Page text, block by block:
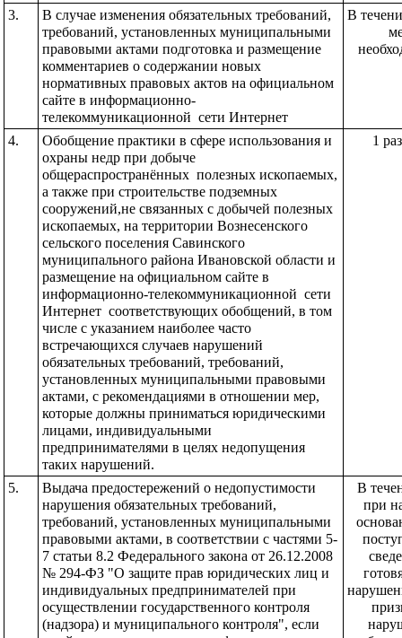
3.
В случае изменения обязательных требований,
требований, установленных муниципальными
правовыми актами подготовка и размещение
комментариев о содержании новых
нормативных правовых актов на официальном
сайте в информационно-
телекоммуникационной  сети Интернет
В
4.
Обобщение практики в сфере использования и
охраны недр при добыче
общераспространённых  полезных ископаемых,
а также при строительстве подземных
сооружений,не связанных с добычей полезных
ископаемых, на территории Вознесенского
сельского поселения Савинского
муниципального района Ивановской области и
размещение на официальном сайте в
информационно-телекоммуникационной  сети
Интернет  соответствующих обобщений, в том
числе с указанием наиболее часто
встречающихся случаев нарушений
обязательных требований, требований,
установленных муниципальными правовыми
актами, с рекомендациями в отношении мер,
которые должны приниматься юридическими
лицами, индивидуальными
предпринимателями в целях недопущения
таких нарушений.
1
5.
Выдача предостережений о недопустимости
нарушения обязательных требований,
требований, установленных муниципальными
правовыми актами, в соответствии с частями 5-
7 статьи 8.2 Федерального закона от 26.12.2008
№ 294-ФЗ "О защите прав юридических лиц и
индивидуальных предпринимателей при
осуществлении государственного контроля
(надзора) и муниципального контроля", если
В
при